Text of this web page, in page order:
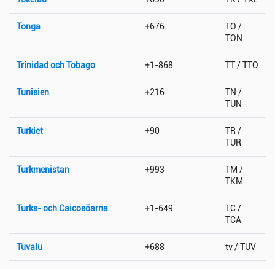
Tonga +676
TO /
TON
Trinidad och Tobago +1-868 TT / TTO
Tunisien +216
TN /
TUN
Turkiet +90
TR /
TUR
Turkmenistan +993
TM /
TKM
Turks- och Caicosöarna +1-649
TC /
TCA
Tuvalu +688 tv / TUV